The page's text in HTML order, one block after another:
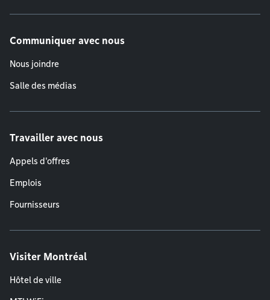
Communiquer avec nous
Nous joindre
Salle des médias
Travailler avec nous
Appels d'offres
Emplois
Fournisseurs
Visiter Montréal
Hôtel de ville